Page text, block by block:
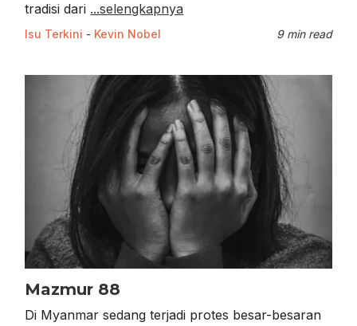
tradisi dari ...selengkapnya
Isu Terkini - Kevin Nobel 9 min read
Mazmur 88
Di Myanmar sedang terjadi protes besar-besaran